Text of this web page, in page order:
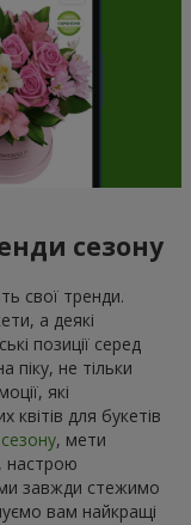
сезону
свої тренди.
а деякі
позиції серед
піку, не тільки
які
для букетів
сезону, мети
настрою
завжди стежимо
вам найкращі